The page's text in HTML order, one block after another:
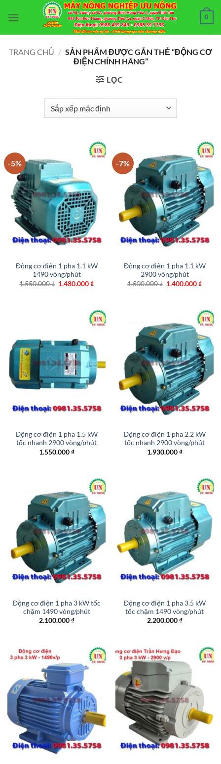
qua
0
TRANG CHỦ / SẢN PHẨM ĐƯỢC GẮN THẺ “ĐỘNG CƠ
ĐIỆN CHÍNH HÃNG”
LỌC
-5%
Động cơ điện 1 pha 1.1 kW
1490 vòng/phút
1.550.000₫ Giá
1.480.000₫Giá
1.480.000 ₫.
-7%
Động cơ điện 1 pha 1.1 kW
2900 vòng/phút
1.500.000₫ Giá
1.400.000₫Giá
Động cơ điện 1 pha 1.5 kW
tốc nhanh 2900 vòng/phút
1.550.000₫
Động cơ điện 1 pha 2.2 kW
tốc nhanh 2900 vòng/phút
1.930.000₫
Động cơ điện 1 pha 3 kW tốc
chậm 1490 vòng/phút
2.100.000₫
Động cơ điện 1 pha 3.5 kW
tốc chậm 1490 vòng/phút
2.200.000₫